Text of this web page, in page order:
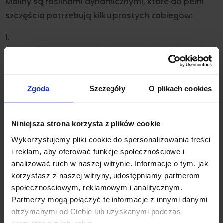
Zgoda Szczegóły O plikach cookies
Niniejsza strona korzysta z plików cookie
Wykorzystujemy pliki cookie do spersonalizowania treści
i reklam, aby oferować funkcje społecznościowe i
analizować ruch w naszej witrynie. Informacje o tym, jak
korzystasz z naszej witryny, udostępniamy partnerom
społecznościowym, reklamowym i analitycznym.
Partnerzy mogą połączyć te informacje z innymi danymi
otrzymanymi od Ciebie lub uzyskanymi podczas
szczęścia potrzebują kilku prostych zabiegów:
Stanowisko:Koniecznie słoneczne i osłonięte od
silnych wiatrów. Słońce to gwarancja słodyczy i
Gleba:Preferują podłoże żyzne, przepuszczalne,
5,5–6,5). Nie lubią gleb ciężkich i podmokłych.
Woda:Maliny mają dość płytki system korzeniowy,
dlatego w czasie kwitnienia i dojrzewania owoców
wymagają regularnego podlewania.
Cięcie – klucz do sukcesu:*Maliny jesienne:
Ścinamy wszystkie pędy tuż przy ziemi późną